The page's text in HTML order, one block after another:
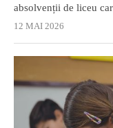
absolvenții de liceu
12 MAI 2026